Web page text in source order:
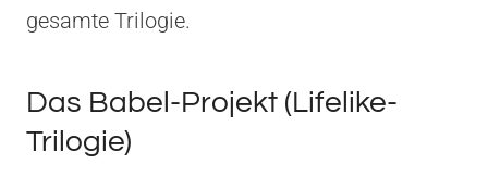
gesamte Trilogie.
Das Babel-Projekt (Lifelike-
Trilogie)